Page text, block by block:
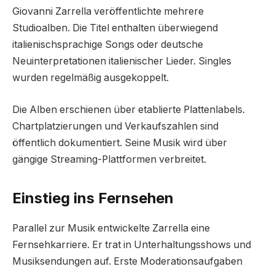
Giovanni Zarrella veröffentlichte mehrere
Studioalben. Die Titel enthalten überwiegend
italienischsprachige Songs oder deutsche
Neuinterpretationen italienischer Lieder. Singles
wurden regelmäßig ausgekoppelt.
Die Alben erschienen über etablierte Plattenlabels.
Chartplatzierungen und Verkaufszahlen sind
öffentlich dokumentiert. Seine Musik wird über
gängige Streaming-Plattformen verbreitet.
Einstieg ins Fernsehen
Parallel zur Musik entwickelte Zarrella eine
Fernsehkarriere. Er trat in Unterhaltungsshows und
Musiksendungen auf. Erste Moderationsaufgaben